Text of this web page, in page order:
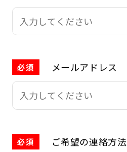
必須 メールアドレス
必須
ご希望の連絡方法